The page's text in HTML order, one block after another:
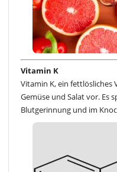
Vitamin K
Vitamin K, ein fettlösliches
Gemüse und Salat vor. Es
Blutgerinnung und im